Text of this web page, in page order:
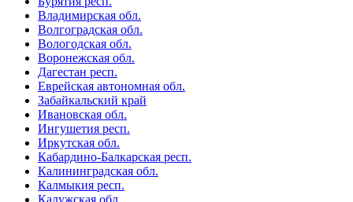
Владимирская обл.
Волгоградская обл.
Вологодская обл.
Воронежская обл.
Дагестан респ.
Еврейская автономная обл.
Забайкальский край
Ивановская обл.
Ингушетия респ.
Иркутская обл.
Кабардино-Балкарская респ.
Калининградская обл.
Калмыкия респ.
Калужская обл.